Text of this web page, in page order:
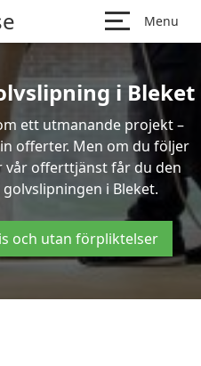
Menu
i Bleket
ett utmanande projekt –
offerter. Men om du följer
vår offerttjänst får du den
i Bleket.
och utan förpliktelser